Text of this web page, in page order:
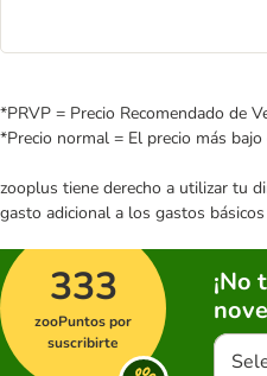
*PRVP = Precio Recomendado de
*Precio normal = El precio más
zooplus tiene derecho a utilizar tu
gasto adicional a los gastos
333
zooPuntos por
suscribirte
¡No